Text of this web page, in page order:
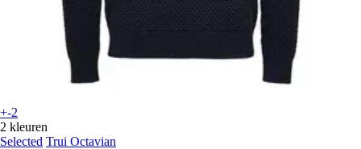
+-2
2 kleuren
Selected Trui Octavian